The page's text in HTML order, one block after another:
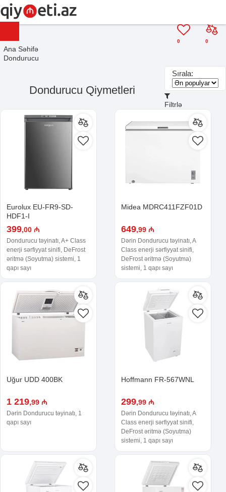
0
0
Ana Səhifə
Dondurucu
Dondurucu Qiymetleri
Sırala:
Filtrlə
Eurolux EU-FR9-SD-
HDF1-I
399,00 ₼
Dondurucu təyinatı, A+ Class
enerji sərfiyyat sinifi, DeFrost
əritmə (Soyutma) sistemi, 1
qapı sayı
Midea MDRC411FZF01D
649,99 ₼
Dərin Dondurucu təyinatı, A
Class enerji sərfiyyat sinifi,
DeFrost əritmə (Soyutma)
sistemi, 1 qapı sayı
Uğur UDD 400BK
1 219,99 ₼
Dərin Dondurucu təyinatı, 1
qapı sayı
Hoffmann FR-567WNL
299,99 ₼
Dərin Dondurucu təyinatı, A
Class enerji sərfiyyat sinifi,
DeFrost əritmə (Soyutma)
sistemi, 1 qapı sayı